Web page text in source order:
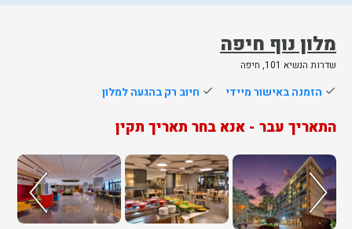
מלון נוף חיפה
שדרות הנשיא 101, חיפה
done הזמנה באישור מיידי done חיוב רק בהגעה למלון
התאריך עבר - אנא בחר תאריך תקין